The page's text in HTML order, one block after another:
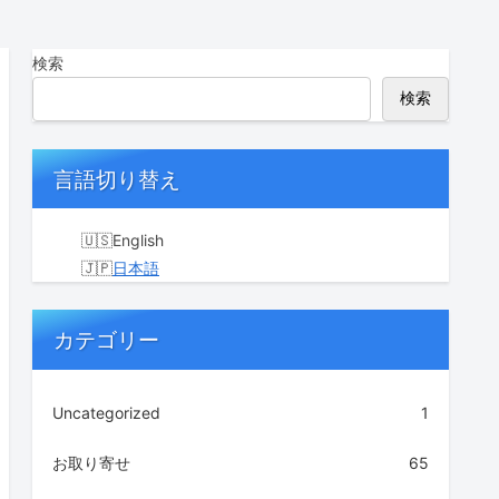
検索
検索
言語切り替え
English
日本語
カテゴリー
Uncategorized 1
お取り寄せ 65